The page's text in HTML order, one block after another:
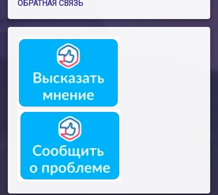
ОБРАТНАЯ СВЯЗЬ